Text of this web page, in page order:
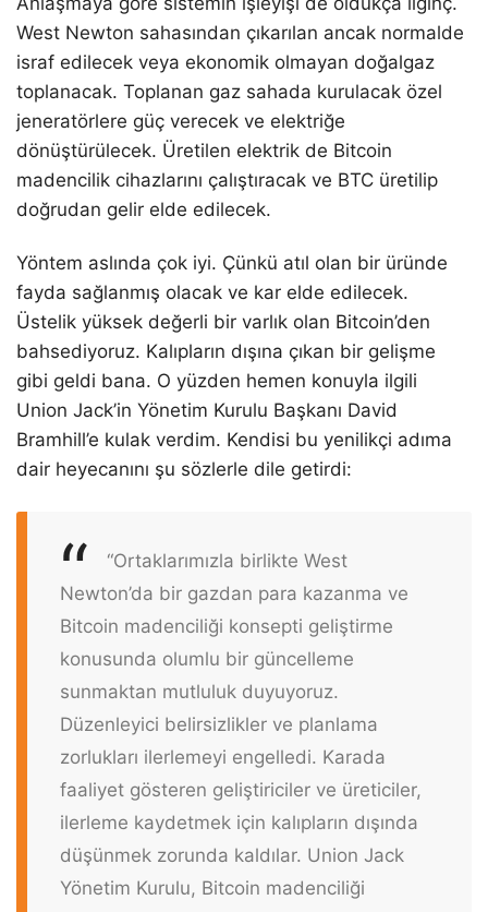
West Newton sahasından çıkarılan ancak normalde
israf edilecek veya ekonomik olmayan doğalgaz
toplanacak. Toplanan gaz sahada kurulacak özel
jeneratörlere güç verecek ve elektriğe
dönüştürülecek. Üretilen elektrik de Bitcoin
madencilik cihazlarını çalıştıracak ve BTC üretilip
doğrudan gelir elde edilecek.
Yöntem aslında çok iyi. Çünkü atıl olan bir üründe
fayda sağlanmış olacak ve kar elde edilecek.
Üstelik yüksek değerli bir varlık olan Bitcoin’den
bahsediyoruz. Kalıpların dışına çıkan bir gelişme
gibi geldi bana. O yüzden hemen konuyla ilgili
Union Jack’in Yönetim Kurulu Başkanı David
Bramhill’e kulak verdim. Kendisi bu yenilikçi adıma
dair heyecanını şu sözlerle dile getirdi:
“Ortaklarımızla birlikte West
Newton’da bir gazdan para kazanma ve
Bitcoin madenciliği konsepti geliştirme
konusunda olumlu bir güncelleme
sunmaktan mutluluk duyuyoruz.
Düzenleyici belirsizlikler ve planlama
zorlukları ilerlemeyi engelledi. Karada
faaliyet gösteren geliştiriciler ve üreticiler,
ilerleme kaydetmek için kalıpların dışında
düşünmek zorunda kaldılar. Union Jack
Yönetim Kurulu, Bitcoin madenciliği